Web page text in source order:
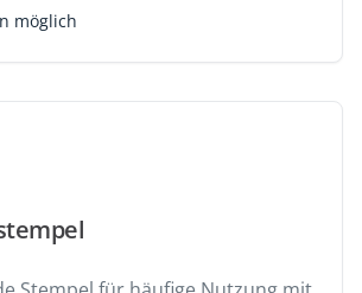
möglich